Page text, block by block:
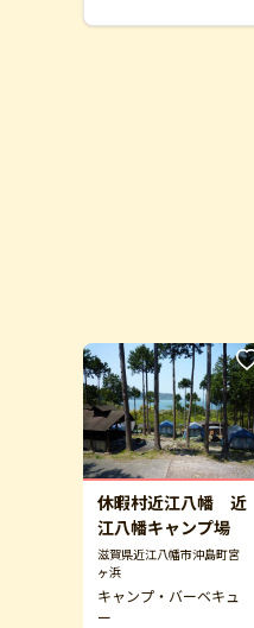
休暇村近江八幡 近
江八幡キャンプ場
滋賀県近江八幡市沖島町宮
ヶ浜
キャンプ・バーベキュ
ー